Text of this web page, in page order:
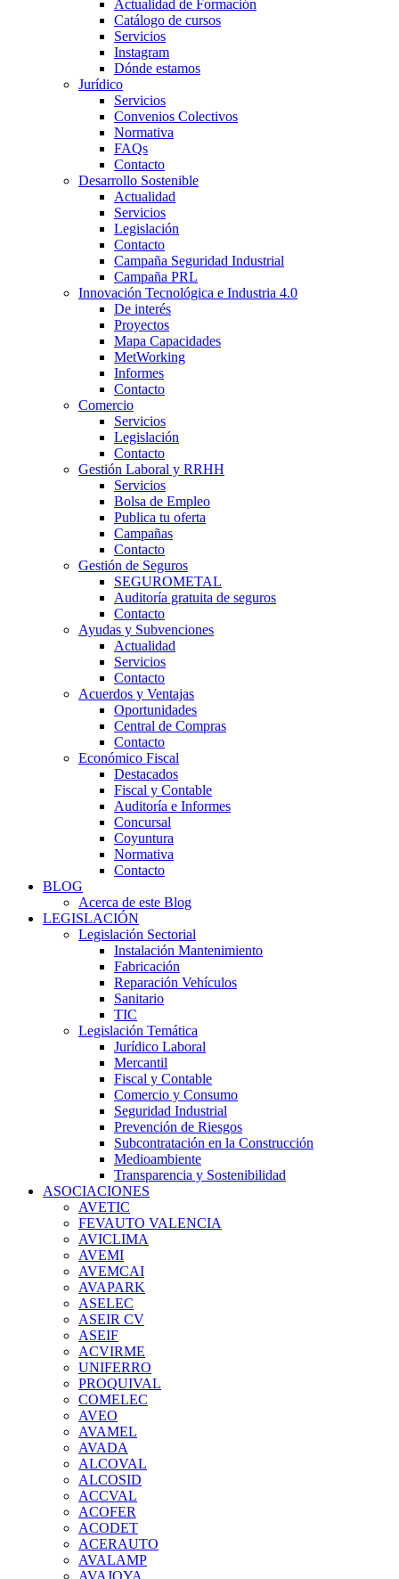
Actualidad de Formación
Catálogo de cursos
Servicios
Instagram
Dónde estamos
Jurídico
Servicios
Convenios Colectivos
Normativa
FAQs
Contacto
Desarrollo Sostenible
Actualidad
Servicios
Legislación
Contacto
Campaña Seguridad Industrial
Campaña PRL
Innovación Tecnológica e Industria 4.0
De interés
Proyectos
Mapa Capacidades
MetWorking
Informes
Contacto
Comercio
Servicios
Legislación
Contacto
Gestión Laboral y RRHH
Servicios
Bolsa de Empleo
Publica tu oferta
Campañas
Contacto
Gestión de Seguros
SEGUROMETAL
Auditoría gratuita de seguros
Contacto
Ayudas y Subvenciones
Actualidad
Servicios
Contacto
Acuerdos y Ventajas
Oportunidades
Central de Compras
Contacto
Económico Fiscal
Destacados
Fiscal y Contable
Auditoría e Informes
Concursal
Coyuntura
Normativa
Contacto
BLOG
Acerca de este Blog
LEGISLACIÓN
Legislación Sectorial
Instalación Mantenimiento
Fabricación
Reparación Vehículos
Sanitario
TIC
Legislación Temática
Jurídico Laboral
Mercantil
Fiscal y Contable
Comercio y Consumo
Seguridad Industrial
Prevención de Riesgos
Subcontratación en la Construcción
Medioambiente
Transparencia y Sostenibilidad
ASOCIACIONES
AVETIC
FEVAUTO VALENCIA
AVICLIMA
AVEMI
AVEMCAI
AVAPARK
ASELEC
ASEIR CV
ASEIF
ACVIRME
UNIFERRO
PROQUIVAL
COMELEC
AVEO
AVAMEL
AVADA
ALCOVAL
ALCOSID
ACCVAL
ACOFER
ACODET
ACERAUTO
AVALAMP
AVAJOYA